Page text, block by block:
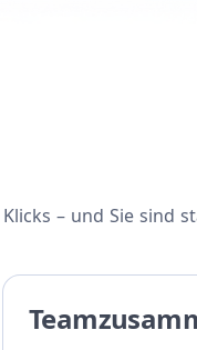
– und Sie sind